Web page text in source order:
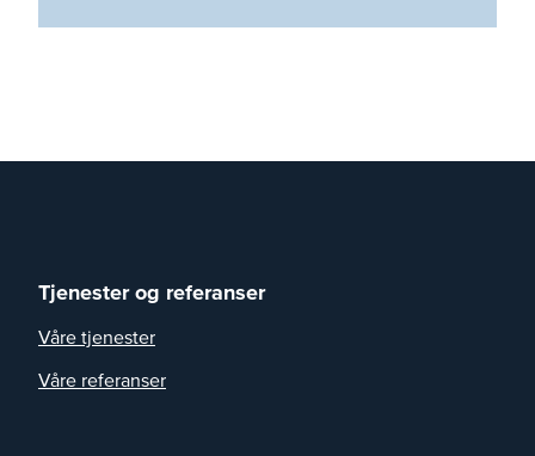
Tjenester og referanser
Våre tjenester
Våre referanser